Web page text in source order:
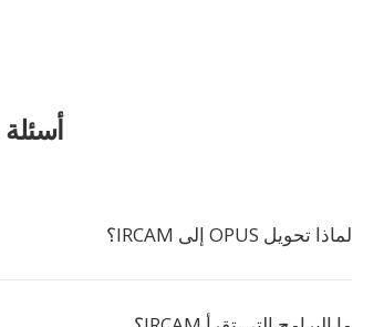
لماذا تحويل OPUS إلى IRCAM؟